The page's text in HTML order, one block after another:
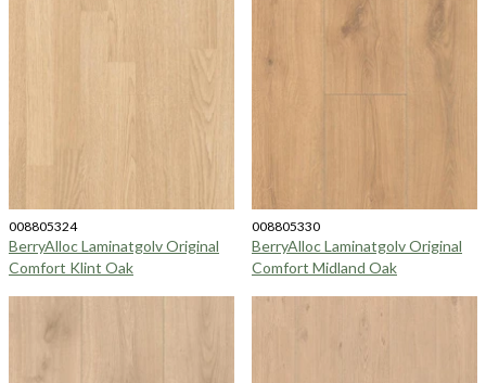
008805324
BerryAlloc Laminatgolv Original
Comfort Klint Oak
008805330
BerryAlloc Laminatgolv Original
Comfort Midland Oak